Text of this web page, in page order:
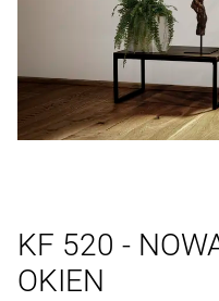
KF 520 -
OKIEN